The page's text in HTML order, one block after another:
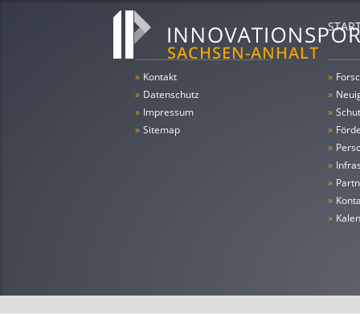
» Kontakt
» Datenschutz
» Impressum
» Sitemap
»
»
»
»
»
»
»
»
»